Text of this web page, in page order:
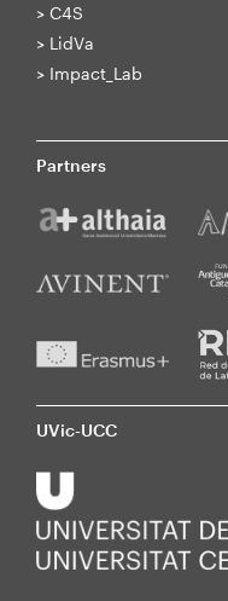
> C4S
> LidVa
> Impact_Lab
Partners
UVic-UCC